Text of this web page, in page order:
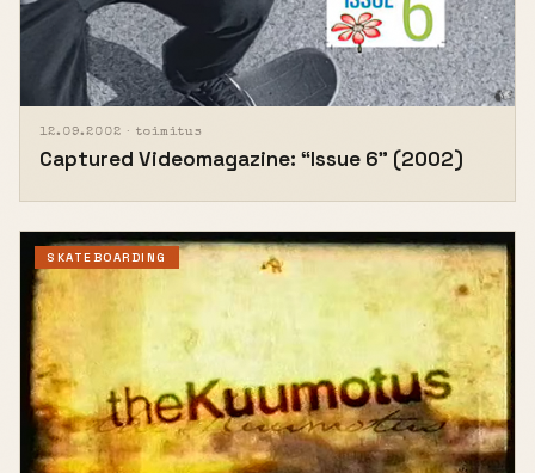
12.09.2002 · toimitus
Captured Videomagazine: “Issue 6” (2002)
SKATEBOARDING